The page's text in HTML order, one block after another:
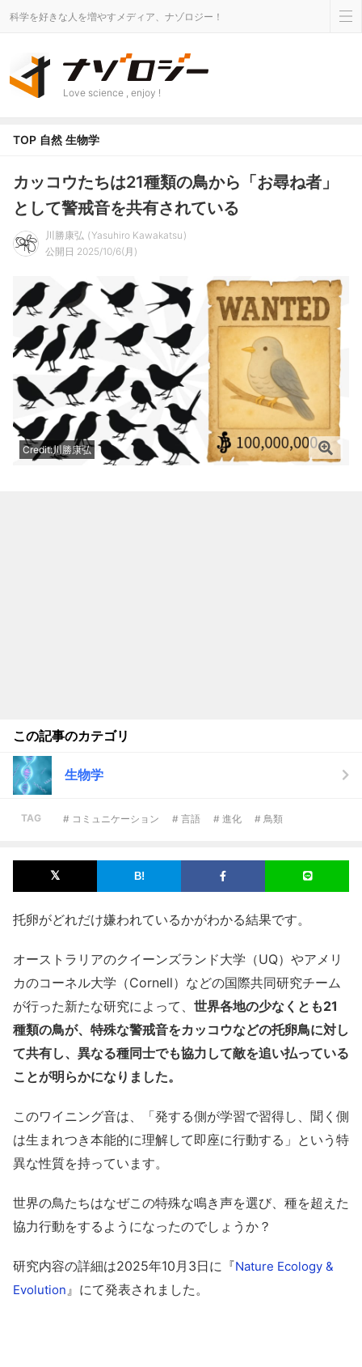
科学を好きな人を増やすメディア、ナゾロジー！
Love science , enjoy !
TOP 自然 生物学
カッコウたちは21種類の鳥から「お尋ね者」
として警戒音を共有されている
川勝康弘
Yasuhiro Kawakatsu
公開日 2025/10/6(月)
Credit:川勝康弘
この記事のカテゴリ
生物学
TAG # コミュニケーション # 言語 # 進化 # 鳥類
托卵がどれだけ嫌われているかがわかる結果です。
オーストラリアのクイーンズランド大学（UQ）やアメリ
カのコーネル大学（Cornell）などの国際共同研究チーム
が行った新たな研究によって、 世界各地の少なくとも21
種類の鳥が、特殊な警戒音をカッコウなどの托卵鳥に対し
て共有し、異なる種同士でも協力して敵を追い払っている
ことが明らかになりました。
このワイニング音は、「発する側が学習で習得し、聞く側
は生まれつき本能的に理解して即座に行動する」という特
異な性質を持っています。
世界の鳥たちはなぜこの特殊な鳴き声を選び、種を超えた
協力行動をするようになったのでしょうか？
研究内容の詳細は2025年10月3日に『Nature Ecology &
Evolution 』にて発表されました。